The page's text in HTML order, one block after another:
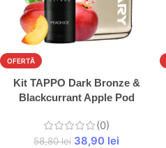
OFERTĂ
Kit TAPPO Dark Bronze &
Blackcurrant Apple Pod
(0)
58,80lei 38,90 lei